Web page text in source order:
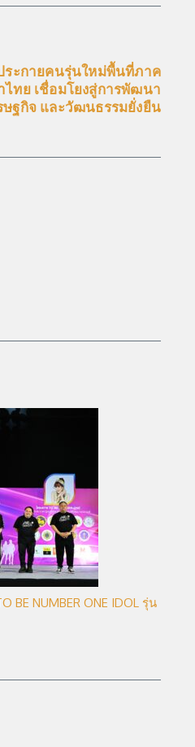
ระกายคนรุ่นใหม่พื้นที่ภาค
ทย เชื่อมโยงสู่การพัฒนา
ษฐกิจ และวัฒนธรรมยั่งยืน
NUMBER ONE IDOL รุ่น